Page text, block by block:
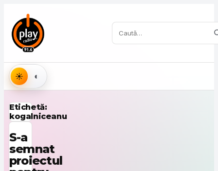
Caută:
Aspect
Etichetă:
kogalniceanu
S-a
semnat
proiectul